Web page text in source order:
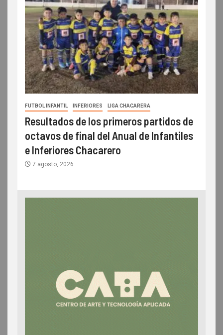
FUTBOL INFANTIL INFERIORES LIGA CHACARERA
Resultados de los primeros partidos de
octavos de final del Anual de Infantiles
e Inferiores Chacarero
7 agosto, 2026